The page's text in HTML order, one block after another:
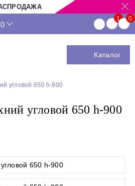
Каталог
угловой 650 h-900
угловой 650 h-900